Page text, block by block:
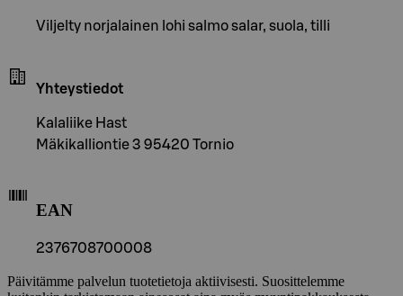
Viljelty norjalainen lohi salmo salar, suola, tilli
Yhteystiedot
Kalaliike Hast
Mäkikalliontie 3 95420 Tornio
EAN
2376708700008
Päivitämme palvelun tuotetietoja aktiivisesti. Suosittelemme